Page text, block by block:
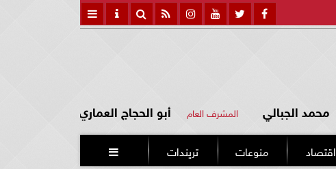
محمد الجبالي المشرف العام أبو الحجاج العماري
اقتصاد منوعات تريندات 